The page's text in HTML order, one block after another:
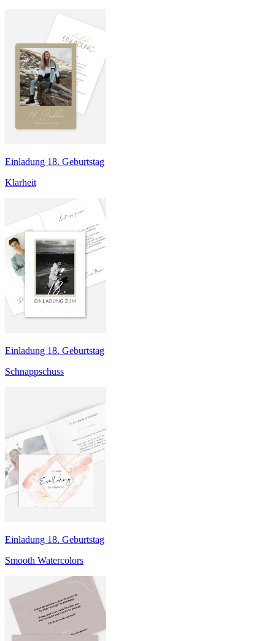
Einladung 18. Geburtstag
Klarheit
Einladung 18. Geburtstag
Schnappschuss
Einladung 18. Geburtstag
Smooth Watercolors